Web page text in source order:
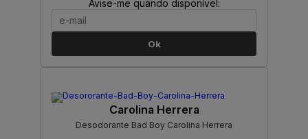
Avise-me quando disponível:
Ok
Carolina Herrera
Desodorante Bad Boy Carolina Herrera